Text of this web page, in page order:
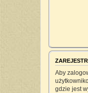
Aby
gdzie jest